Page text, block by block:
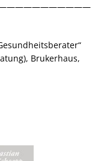
Brukerhaus,